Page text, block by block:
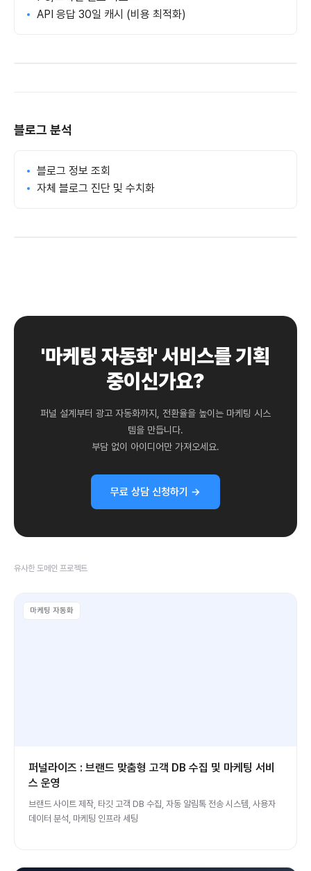
API 응답 30일 캐시 (비용 최적화)
블로그 분석
블로그 정보 조회
자체 블로그 진단 및 수치화
'마케팅 자동화' 서비스를 기획
중이신가요?
퍼널 설계부터 광고 자동화까지, 전환율을 높이는 마케팅 시스
템을 만듭니다.
부담 없이 아이디어만 가져오세요.
무료 상담 신청하기 →
유사한 도메인 프로젝트
마케팅 자동화
퍼널라이즈 : 브랜드 맞춤형 고객 DB 수집 및 마케팅 서비
스 운영
브랜드 사이트 제작, 타깃 고객 DB 수집, 자동 알림톡 전송 시스템, 사용자
데이터 분석, 마케팅 인프라 세팅